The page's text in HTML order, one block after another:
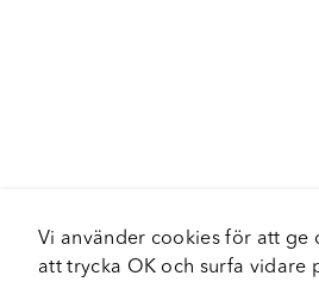
Vi använder cookies för att ge
att trycka OK och surfa vidare